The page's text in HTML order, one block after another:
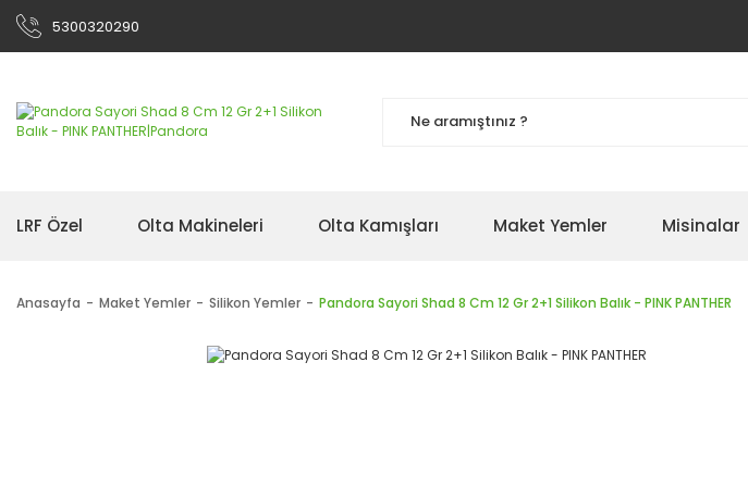
5300320290
LRF Özel Olta Makineleri Olta Kamışları Maket Yemler Misinalar
Anasayfa Maket Yemler Silikon Yemler Pandora Sayori Shad 8 Cm 12 Gr 2+1 Silikon Balık - PINK PANTHER